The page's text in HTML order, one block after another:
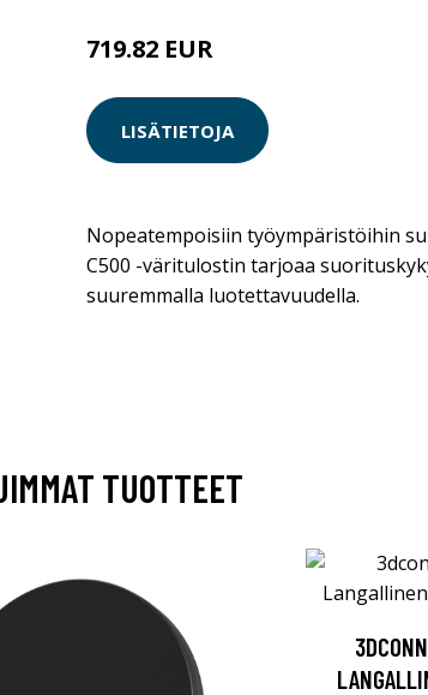
719.82 EUR
LISÄTIETOJA
Nopeatempoisiin työympäristöihin
C500 -väritulostin tarjoaa
suuremmalla luotettavuudella.
TUOTTEET